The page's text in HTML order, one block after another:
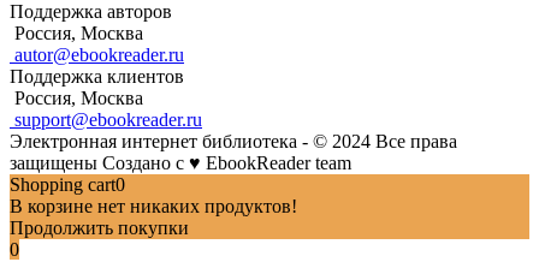
Поддержка авторов
Россия, Москва
autor@ebookreader.ru
Поддержка клиентов
Россия, Москва
support@ebookreader.ru
Электронная интернет библиотека - © 2024 Все права
защищены Создано с ♥ EbookReader team
Shopping cart0
В корзине нет никаких продуктов!
Продолжить покупки
0